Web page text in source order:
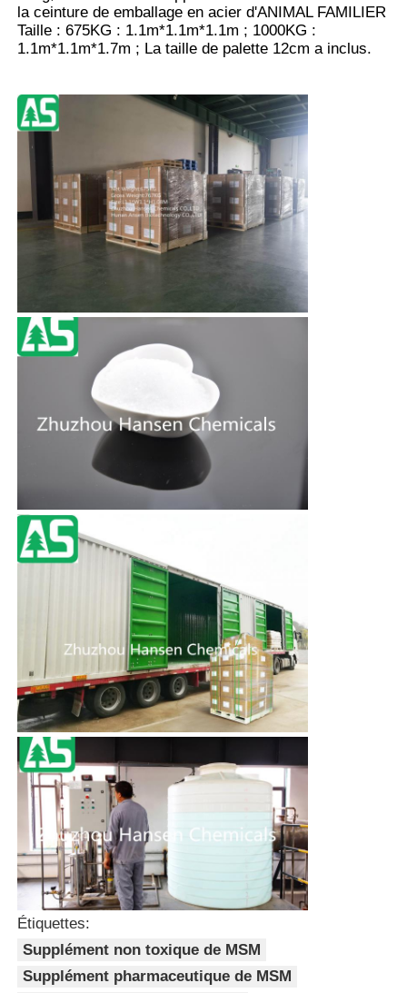
la ceinture de emballage en acier d'ANIMAL FAMILIER
Taille : 675KG : 1.1m*1.1m*1.1m ; 1000KG :
1.1m*1.1m*1.7m ; La taille de palette 12cm a inclus.
Étiquettes:
Supplément non toxique de MSM
Supplément pharmaceutique de MSM